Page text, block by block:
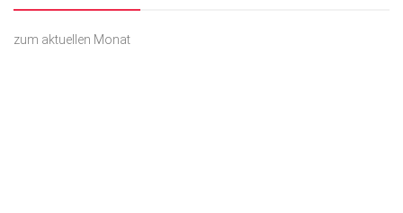
zum aktuellen Monat